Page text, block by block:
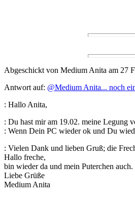
Abgeschickt von Medium Anita am 27
Antwort auf: @Medium Anita... noch
: Hallo Anita,
: Du hast mir am 19.02. meine Legung
: Wenn Dein PC wieder ok und Du
: Vielen Dank und lieben Gruß; die
Hallo freche,
bin wieder da und mein Puterchen
Liebe Grüße
Medium Anita